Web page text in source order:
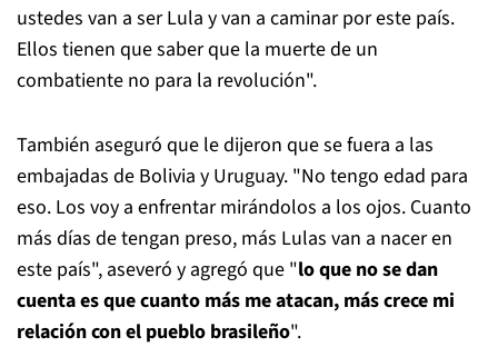
ustedes van a ser Lula y van a caminar por este país.
Ellos tienen que saber que la muerte de un
combatiente no para la revolución".
También aseguró que le dijeron que se fuera a las
embajadas de Bolivia y Uruguay. "No tengo edad para
eso. Los voy a enfrentar mirándolos a los ojos. Cuanto
más días de tengan preso, más Lulas van a nacer en
este país", aseveró y agregó que "lo que no se dan
cuenta es que cuanto más me atacan, más crece mi
relación con el pueblo brasileño".